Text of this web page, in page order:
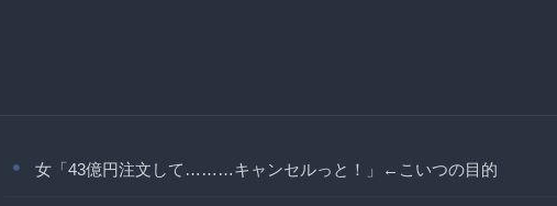
女「43億円注文して………キャンセルっと！」←こいつの目的